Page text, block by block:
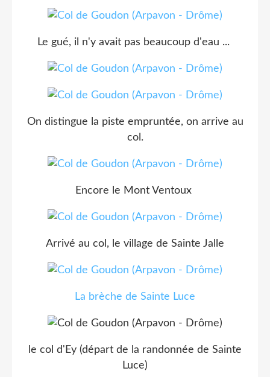
Le gué, il n'y avait pas beaucoup d'eau ...
On distingue la piste empruntée, on arrive au
col.
Encore le Mont Ventoux
Arrivé au col, le village de Sainte Jalle
La brèche de Sainte Luce
le col d'Ey (départ de la randonnée de Sainte
Luce)